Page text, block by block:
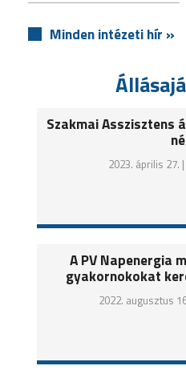
Minden intézeti hír »
Szakmai Asszisztens
2023. április 27. |
A PV Napenergia
gyakornokokat
2022. augusztus